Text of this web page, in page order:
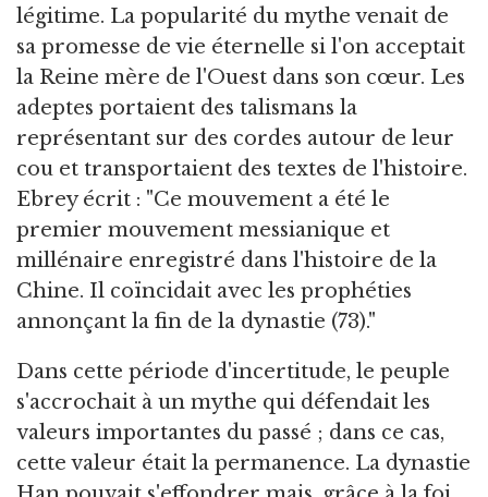
légitime. La popularité du mythe venait de
sa promesse de vie éternelle si l'on acceptait
la Reine mère de l'Ouest dans son cœur. Les
adeptes portaient des talismans la
représentant sur des cordes autour de leur
cou et transportaient des textes de l'histoire.
Ebrey écrit : "Ce mouvement a été le
premier mouvement messianique et
millénaire enregistré dans l'histoire de la
Chine. Il coïncidait avec les prophéties
annonçant la fin de la dynastie (73)."
Dans cette période d'incertitude, le peuple
s'accrochait à un mythe qui défendait les
valeurs importantes du passé ; dans ce cas,
cette valeur était la permanence. La dynastie